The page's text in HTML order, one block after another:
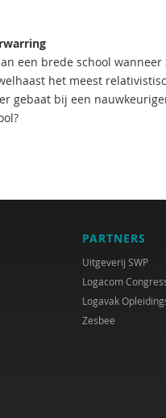
een brede school
het meest
gebaat bij een
PARTNERS
Uitgeverij SWP
Logacom
Logavak
Zesbee